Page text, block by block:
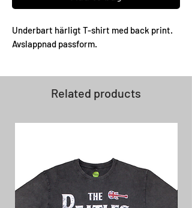
Underbart härligt T-shirt med back print.
Avslappnad passform.
Related products